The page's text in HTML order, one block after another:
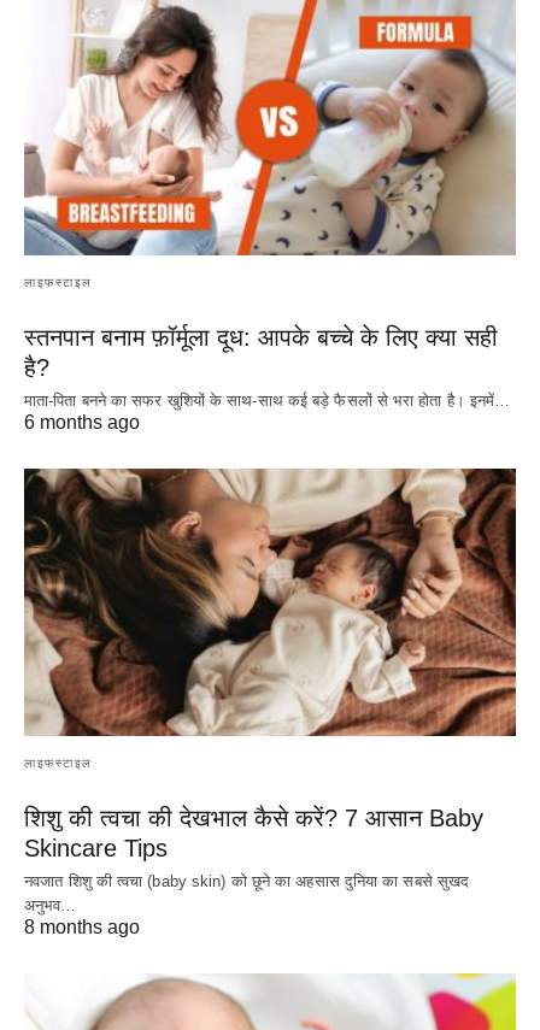
लाइफस्टाइल
स्तनपान बनाम फ़ॉर्मूला दूध: आपके बच्चे के लिए क्या सही
है?
माता-पिता बनने का सफर खुशियों के साथ-साथ कई बड़े फैसलों से भरा होता है। इनमें…
6 months ago
लाइफस्टाइल
शिशु की त्वचा की देखभाल कैसे करें? 7 आसान Baby
Skincare Tips
नवजात शिशु की त्वचा (baby skin) को छूने का अहसास दुनिया का सबसे सुखद
अनुभव…
8 months ago